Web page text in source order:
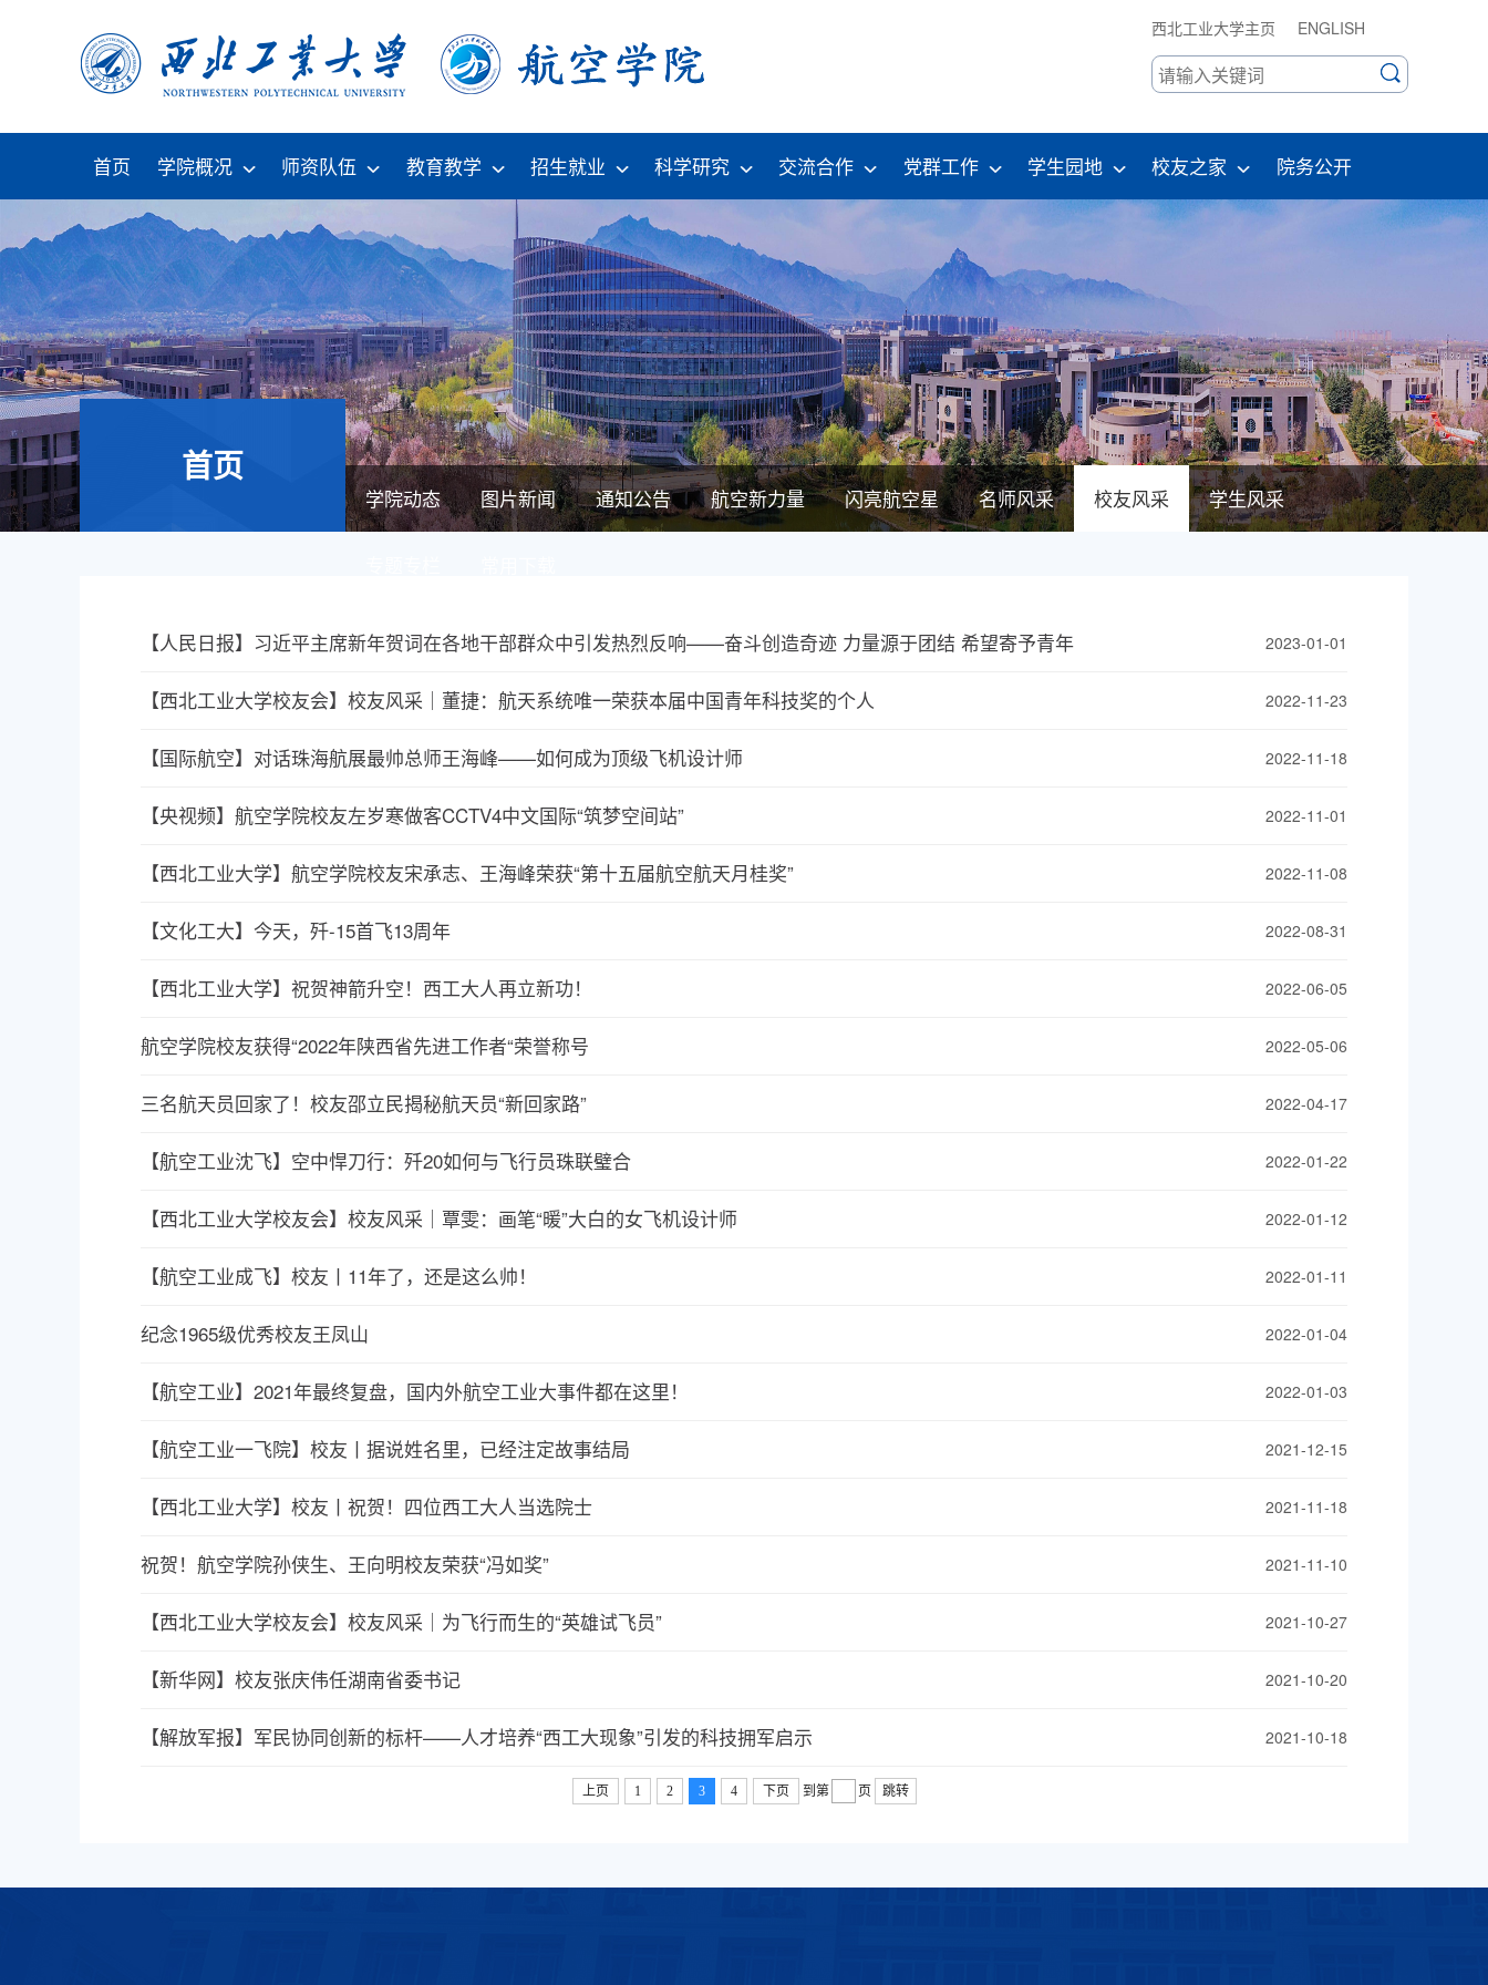
西北工业大学主页 ENGLISH
首页 学院概况 师资队伍 教育教学 招生就业 科学研究 交流合作 党群工作 学生园地 校友之家 院务公开
首页
学院动态 图片新闻 通知公告 航空新力量 闪亮航空星 名师风采 校友风采 学生风采
2023-01-01
【人民日报】习近平主席新年贺词在各地干部群众中引发热烈反响——奋斗创造奇迹 力量源于团结 希望寄予青年
2022-11-23
【西北工业大学校友会】校友风采｜董捷：航天系统唯一荣获本届中国青年科技奖的个人
2022-11-18
【国际航空】对话珠海航展最帅总师王海峰——如何成为顶级飞机设计师
2022-11-01
【央视频】航空学院校友左岁寒做客CCTV4中文国际“筑梦空间站”
2022-11-08
【西北工业大学】航空学院校友宋承志、王海峰荣获“第十五届航空航天月桂奖”
2022-08-31
【文化工大】今天，歼-15首飞13周年
2022-06-05
【西北工业大学】祝贺神箭升空！西工大人再立新功！
2022-05-06
航空学院校友获得“2022年陕西省先进工作者“荣誉称号
2022-04-17
三名航天员回家了！校友邵立民揭秘航天员“新回家路”
2022-01-22
【航空工业沈飞】空中悍刀行：歼20如何与飞行员珠联璧合
2022-01-12
【西北工业大学校友会】校友风采｜覃雯：画笔“暖”大白的女飞机设计师
2022-01-11
【航空工业成飞】校友丨11年了，还是这么帅！
2022-01-04
纪念1965级优秀校友王凤山
2022-01-03
【航空工业】2021年最终复盘，国内外航空工业大事件都在这里！
2021-12-15
【航空工业一飞院】校友丨据说姓名里，已经注定故事结局
2021-11-18
【西北工业大学】校友丨祝贺！四位西工大人当选院士
2021-11-10
祝贺！航空学院孙侠生、王向明校友荣获“冯如奖”
2021-10-27
【西北工业大学校友会】校友风采｜为飞行而生的“英雄试飞员”
2021-10-20
【新华网】校友张庆伟任湖南省委书记
2021-10-18
【解放军报】军民协同创新的标杆——人才培养“西工大现象”引发的科技拥军启示
上页 1 2 3 4 下页 到第 页 跳转